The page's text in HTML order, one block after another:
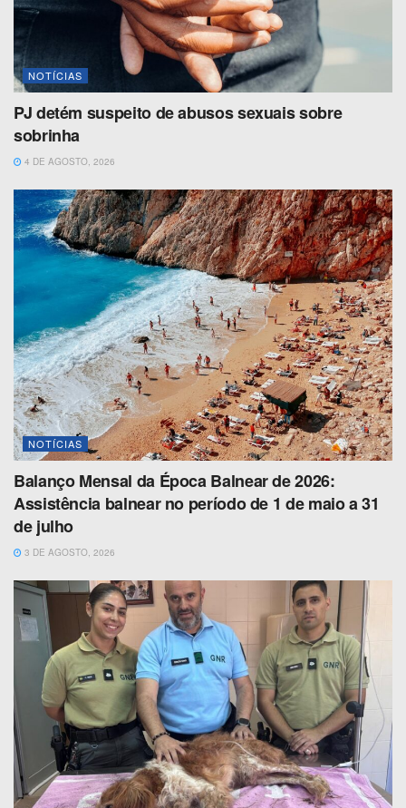
NOTÍCIAS
PJ detém suspeito de abusos sexuais sobre
sobrinha
4 DE AGOSTO, 2026
NOTÍCIAS
Balanço Mensal da Época Balnear de 2026:
Assistência balnear no período de 1 de maio a 31
de julho
3 DE AGOSTO, 2026